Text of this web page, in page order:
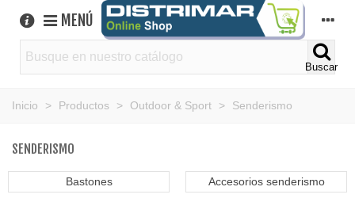
MENÚ
Buscar
Inicio > Productos > Outdoor & Sport > Senderismo
SENDERISMO
Bastones Accesorios senderismo